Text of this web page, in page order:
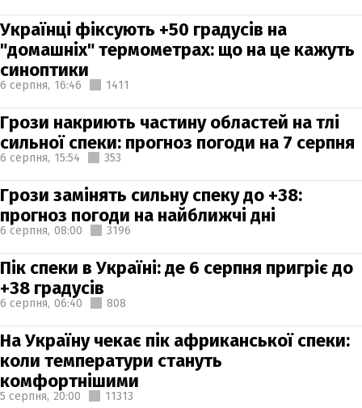
Українці фіксують +50 градусів на
"домашніх" термометрах: що на це кажуть
синоптики
6 серпня, 16:46 1411
Грози накриють частину областей на тлі
сильної спеки: прогноз погоди на 7 серпня
6 серпня, 15:54 353
Грози замінять сильну спеку до +38:
прогноз погоди на найближчі дні
6 серпня, 08:00 3196
Пік спеки в Україні: де 6 серпня пригріє до
+38 градусів
6 серпня, 06:40 808
На Україну чекає пік африканської спеки:
коли температури стануть
комфортнішими
5 серпня, 20:00 11313